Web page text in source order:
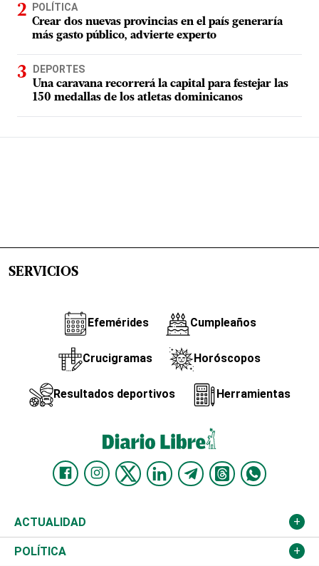
POLÍTICA
Crear dos nuevas provincias en el país generaría
más gasto público, advierte experto
DEPORTES
Una caravana recorrerá la capital para festejar las
150 medallas de los atletas dominicanos
SERVICIOS
Efemérides Cumpleaños
Crucigramas Horóscopos
Resultados deportivos Herramientas
ACTUALIDAD
Nacional
POLÍTICA